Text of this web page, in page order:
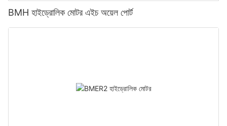
BMH হাইড্রোলিক মোটর এইচ অয়েল পোর্ট